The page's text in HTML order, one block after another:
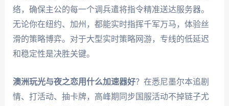
络，确保主公的每一个调兵遣将指令精准送达服务器。
无论你在纽约、加州，都能实时指挥千军万马，体验丝
滑的策略博弈。对于大型实时策略网游，专线的低延迟
和稳定性是决胜关键。
澳洲玩光与夜之恋用什么加速器好？在悉尼墨尔本追剧
情、打活动、抽卡牌，高峰期同步国服活动不掉链子尤